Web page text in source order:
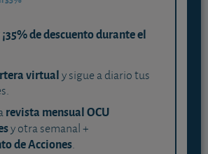
de descuento durante el
virtualy sigue a diario tus
revista mensual OCU
y otra semanal +
de Acciones.